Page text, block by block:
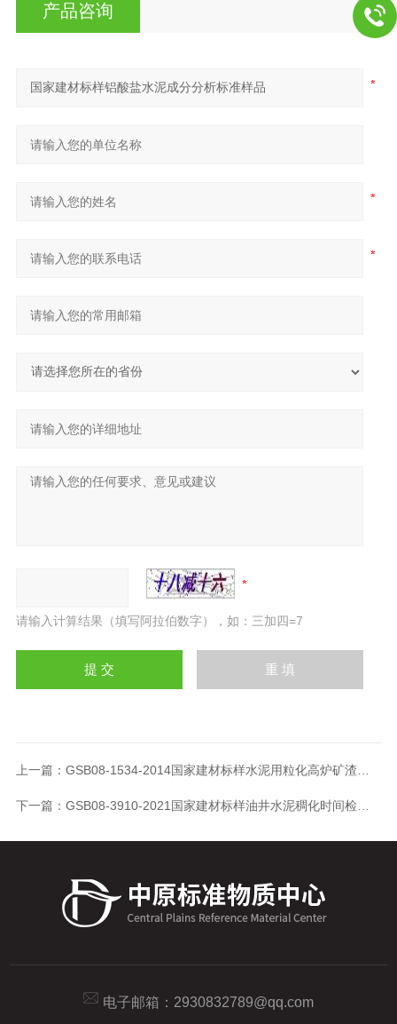
产品咨询
请输入计算结果（填写阿拉伯数字），如：三加四=7
上一篇： GSB08-1534-2014国家建材标样水泥用粒化高炉矿渣分析标样
下一篇： GSB08-3910-2021国家建材标样油井水泥稠化时间检验标准样品
电子邮箱： 2930832789@qq.com